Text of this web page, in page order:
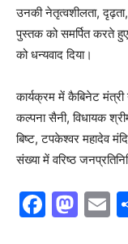
उनकी नेतृत्वशीलता,
पुस्तक को समर्पित करते
को धन्यवाद दिया।
कार्यक्रम में कैबिनेट
कल्पना सैनी, विधायक
बिष्ट, टपकेश्वर महादेव
संख्या में वरिष्ठ
F
M E